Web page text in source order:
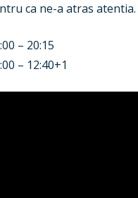
ca ne-a atras atentia.
– 20:15
– 12:40+1